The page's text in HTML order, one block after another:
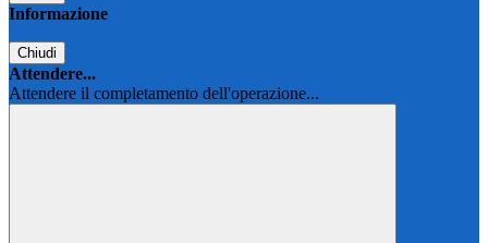
Informazione
Chiudi
Attendere...
Attendere il completamento dell'operazione...